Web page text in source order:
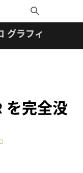
Toggle
Search
グラフィックス
を完全没